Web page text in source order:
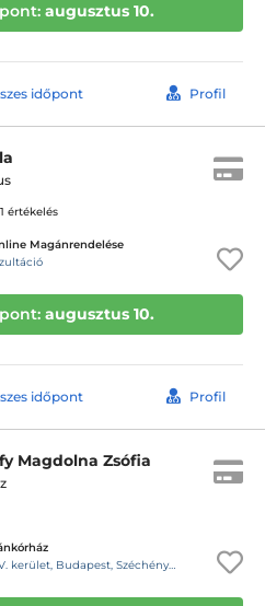
augusztus 10.
időpont Profil
értékelés
Magánrendelése
augusztus 10.
időpont Profil
Magdolna Zsófia
Széchényi tér 7/8. (volt Roosevelt tér) C torony